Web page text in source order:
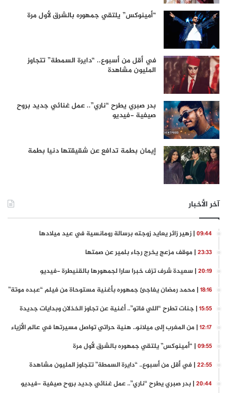
“أمينوكس” يلتقي جمهوره بالشرق لأول مرة
في أقل من أسبوع.. “دايرة السمطة” تتجاوز
المليون مشاهدة
بدر صبري يطرح “ناري”.. عمل غنائي جديد بروح
صيفية -فيديو
إيمان بطمة تدافع عن شقيقتها دنيا بطمة
آخر الأخبار
09:44 | زهير زائر يعايد زوجته برسالة رومانسية في عيد ميلادها
23:33 | موقف مزعج يخرج رجاء بلمير عن صمتها
20:19 | سعيدة شرف تزف خبرا سارا لجمهورها بالقنيطرة -فيديو
18:16 | محمد رمضان يفاجئ جمهوره بأغنية مستوحاة من فيلم “عبده موتة”
15:55 | جنات تطرح “اللي فاتو”.. أغنية عن تجاوز الخذلان وبدايات جديدة
12:17 | من المغرب إلى ميلانو.. هنية حراتي تواصل مسيرتها في عالم الأزياء
09:55 | “أمينوكس” يلتقي جمهوره بالشرق لأول مرة
22:55 | في أقل من أسبوع.. “دايرة السمطة” تتجاوز المليون مشاهدة
20:44 | بدر صبري يطرح “ناري”.. عمل غنائي جديد بروح صيفية -فيديو